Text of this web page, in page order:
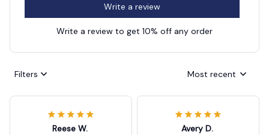
Write a review
Write a review to get 10% off any order
Filters Most recent
Reese W. Avery D.